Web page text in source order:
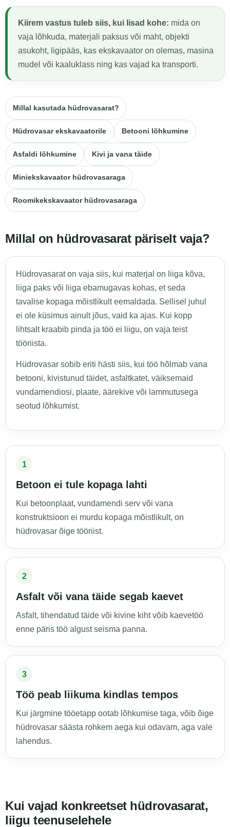
Kiirem vastus tuleb siis, kui lisad kohe: mida on
vaja lõhkuda, materjali paksus või maht, objekti
asukoht, ligipääs, kas ekskavaator on olemas, masina
mudel või kaaluklass ning kas vajad ka transporti.
Millal kasutada hüdrovasarat?
Hüdrovasar ekskavaatorile Betooni lõhkumine
Asfaldi lõhkumine Kivi ja vana täide
Miniekskavaator hüdrovasaraga
Roomikekskavaator hüdrovasaraga
Millal on hüdrovasarat päriselt vaja?
Hüdrovasarat on vaja siis, kui materjal on liiga kõva,
liiga paks või liiga ebamugavas kohas, et seda
tavalise kopaga mõistlikult eemaldada. Sellisel juhul
ei ole küsimus ainult jõus, vaid ka ajas. Kui kopp
lihtsalt kraabib pinda ja töö ei liigu, on vaja teist
tööriista.
Hüdrovasar sobib eriti hästi siis, kui töö hõlmab vana
betooni, kivistunud täidet, asfaltkatet, väiksemaid
vundamendiosi, plaate, äärekive või lammutusega
seotud lõhkumist.
1
Betoon ei tule kopaga lahti
Kui betoonplaat, vundamendi serv või vana
konstruktsioon ei murdu kopaga mõistlikult, on
hüdrovasar õige tööriist.
2
Asfalt või vana täide segab kaevet
Asfalt, tihendatud täide või kivine kiht võib kaevetöö
enne päris töö algust seisma panna.
3
Töö peab liikuma kindlas tempos
Kui järgmine tööetapp ootab lõhkumise taga, võib õige
hüdrovasar säästa rohkem aega kui odavam, aga vale
lahendus.
Kui vajad konkreetset hüdrovasarat,
liigu teenuselehele